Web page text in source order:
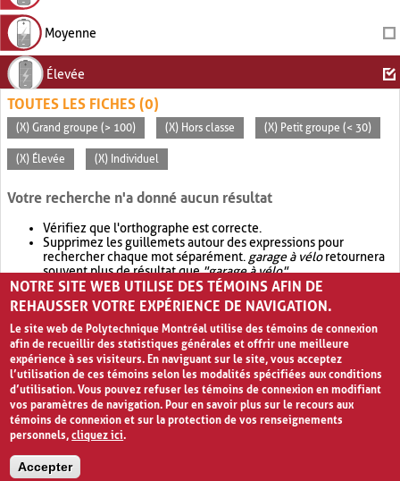
Moyenne
Élevée
TOUTES LES FICHES (0)
(X) Grand groupe (> 100) (X) Hors classe (X) Petit groupe (< 30)
(X) Élevée (X) Individuel
Votre recherche n'a donné aucun résultat
Vérifiez que l'orthographe est correcte.
Supprimez les guillemets autour des expressions pour
rechercher chaque mot séparément. garage à véloretournera
souvent plus de résultat que"garage à vélo".
Envisagez d'élargir votre recherche avec OR.garage OR vélo
retournera souvent plus de résultat quegarage à vélo
NOTRE SITE WEB UTILISE DES TÉMOINS AFIN DE
REHAUSSER VOTRE EXPÉRIENCE DE NAVIGATION.
Le site web de Polytechnique Montréal utilise des témoins de connexion
afin de recueillir des statistiques générales et offrir une meilleure
expérience à ses visiteurs. En naviguant sur le site, vous acceptez
l’utilisation de ces témoins selon les modalités spécifiées aux conditions
d’utilisation. Vous pouvez refuser les témoins de connexion en modifiant
vos paramètres de navigation. Pour en savoir plus sur le recours aux
témoins de connexion et sur la protection de vos renseignements
personnels,cliquez ici.
Accepter